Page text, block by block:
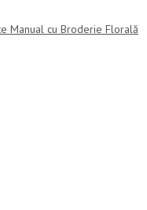
Manual cu Broderie Florală